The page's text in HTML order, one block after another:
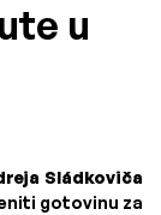
u
Sládkoviča
gotovinu za